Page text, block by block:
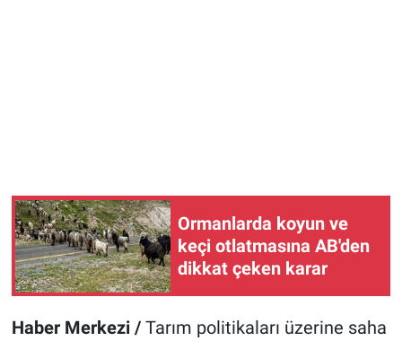
Ormanlarda koyun ve
keçi otlatmasına AB'den
dikkat çeken karar
Haber Merkezi / Tarım politikaları üzerine saha